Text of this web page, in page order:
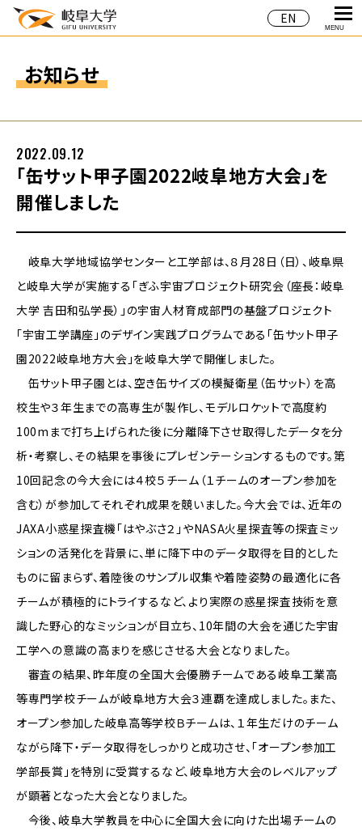
EN
MENU
お知らせ
「缶サット甲子園2022岐阜地方大会」を
開催しました
2022.09.12
岐阜大学地域協学センターと工学部は、８月28日（日）、岐阜県
と岐阜大学が実施する「ぎふ宇宙プロジェクト研究会（座長：岐阜
大学 吉田和弘学長）」の宇宙人材育成部門の基盤プロジェクト
「宇宙工学講座」のデザイン実践プログラムである「缶サット甲子
園2022岐阜地方大会」を岐阜大学で開催しました。
缶サット甲子園とは、空き缶サイズの模擬衛星（缶サット）を高
校生や３年生までの高専生が製作し、モデルロケットで高度約
100mまで打ち上げられた後に分離降下させ取得したデータを分
析・考察し、その結果を事後にプレゼンテーションするものです。第
10回記念の今大会には４校５チーム（１チームのオープン参加を
含む）が参加してそれぞれ成果を競いました。今大会では、近年の
JAXA小惑星探査機「はやぶさ２」やNASA火星探査等の探査ミッ
ションの活発化を背景に、単に降下中のデータ取得を目的とした
ものに留まらず、着陸後のサンプル収集や着陸姿勢の最適化に各
チームが積極的にトライするなど、より実際の惑星探査技術を意
識した野心的なミッションが目立ち、10年間の大会を通じた宇宙
工学への意識の高まりを感じさせる大会となりました。
審査の結果、昨年度の全国大会優勝チームである岐阜工業高
等専門学校チームが岐阜地方大会３連覇を達成しました。また、
オープン参加した岐阜高等学校Ｂチームは、１年生だけのチーム
ながら降下・データ取得をしっかりと成功させ、「オープン参加工
学部長賞」を特別に受賞するなど、岐阜地方大会のレベルアップ
が顕著となった大会となりました。
今後、岐阜大学教員を中心に全国大会に向けた出場チームの